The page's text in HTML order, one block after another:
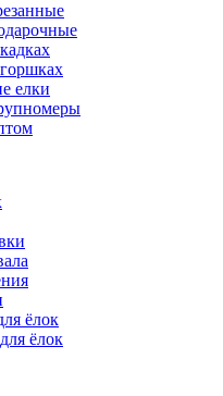
елки
ёлок
ёлок